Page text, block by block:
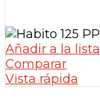
Añadir a la
Comparar
Vista rápida